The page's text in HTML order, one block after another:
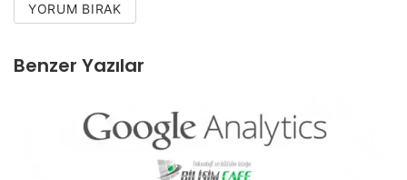
YORUM BIRAK
Benzer Yazılar